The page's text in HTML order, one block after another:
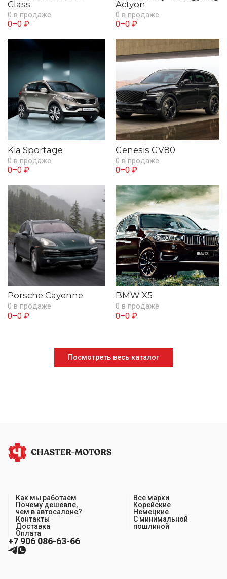
Class
0 в продаже
0–0 ₽
Actyon
0 в продаже
0–0 ₽
Kia Sportage
0 в продаже
0–0 ₽
Genesis GV80
0 в продаже
0–0 ₽
Porsche Cayenne
0 в продаже
0–0 ₽
BMW X5
0 в продаже
0–0 ₽
Посмотреть весь каталог
Как мы работаем
Почему дешевле,
чем в автосалоне?
Контакты
Доставка
Оплата
Все марки
Корейские
Немецкие
С минимальной
пошлиной
+7 906 086-63-66